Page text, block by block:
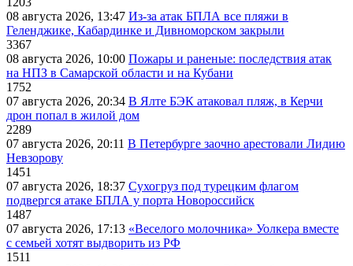
08 августа 2026, 13:47 Из-за атак БПЛА все пляжи в
Геленджике, Кабардинке и Дивноморском закрыли
3367
08 августа 2026, 10:00 Пожары и раненые: последствия атак
на НПЗ в Самарской области и на Кубани
1752
07 августа 2026, 20:34 В Ялте БЭК атаковал пляж, в Керчи
дрон попал в жилой дом
2289
07 августа 2026, 20:11 В Петербурге заочно арестовали Лидию
Невзорову
1451
07 августа 2026, 18:37 Сухогруз под турецким флагом
подвергся атаке БПЛА у порта Новороссийск
1487
07 августа 2026, 17:13 «Веселого молочника» Уолкера вместе
с семьей хотят выдворить из РФ
1511